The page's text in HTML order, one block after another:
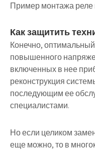
Пример монтажа реле
Как защитить
Конечно,
повышенного
включенных в нее
реконструкция
последующим ее
специалистами.
Но если целиком
еще можно, то в